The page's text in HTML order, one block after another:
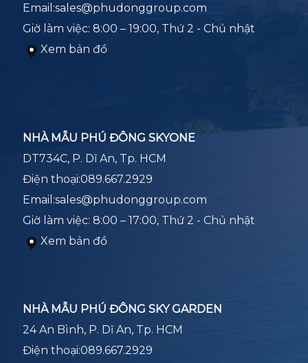
Email:sales@phudonggroup.com
Giờ làm việc: 8:00 – 19:00, Thứ 2 - Chủ nhật
Xem bản đồ
NHÀ MẪU PHÚ ĐÔNG SKYONE
DT734C, P. Dĩ An, Tp. HCM
Điện thoại:089.667.2929
Email:sales@phudonggroup.com
Giờ làm việc: 8:00 – 17:00, Thứ 2 - Chủ nhật
Xem bản đồ
NHÀ MẪU PHÚ ĐÔNG SKY GARDEN
24 An Bình, P. Dĩ An, Tp. HCM
Điện thoại:089.667.2929